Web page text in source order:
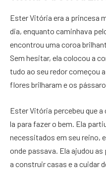
Ester Vitória era a princesa
dia, enquanto caminhava
encontrou uma coroa
Sem hesitar, ela colocou a
tudo ao seu redor começou
flores brilharam e os
Ester Vitória percebeu que
la para fazer o bem. Ela
necessitados em seu reino,
onde passava. Ela ajudou
a construir casas e a cuidar